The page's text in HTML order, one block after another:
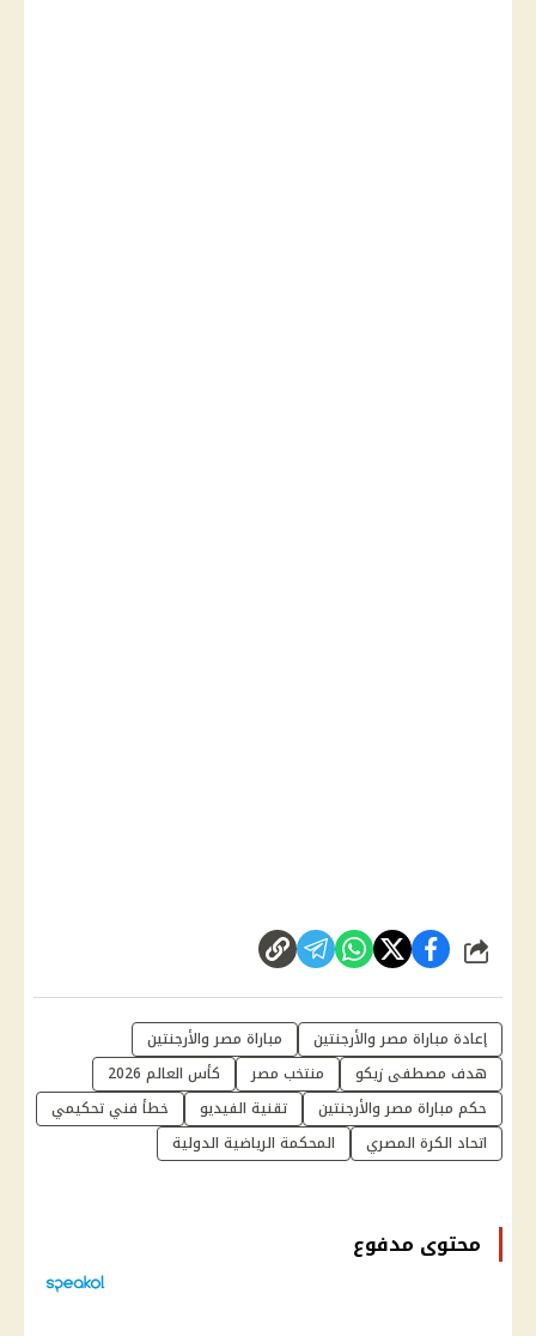
شارك
إعادة مباراة مصر والأرجنتين
مباراة مصر والأرجنتين
هدف مصطفى زيكو
منتخب مصر
كأس العالم 2026
حكم مباراة مصر والأرجنتين
تقنية الفيديو
خطأ فني تحكيمي
اتحاد الكرة المصري
المحكمة الرياضية الدولية
محتوى مدفوع